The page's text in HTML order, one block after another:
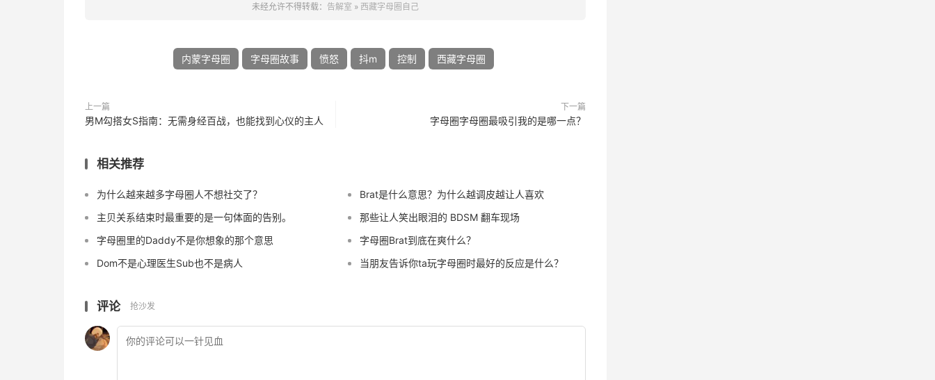
未经允许不得转载： 告解室 » 西藏字母圈自己
内蒙字母圈 字母圈故事 愤怒 抖m 控制 西藏字母圈
上一篇
男M勾搭女S指南：无需身经百战，也能找到心仪的主人
下一篇
字母圈字母圈最吸引我的是哪一点？
相关推荐
为什么越来越多字母圈人不想社交了？
Brat是什么意思？为什么越调皮越让人喜欢
主贝关系结束时最重要的是一句体面的告别。
那些让人笑出眼泪的 BDSM 翻车现场
字母圈里的Daddy不是你想象的那个意思
字母圈Brat到底在爽什么？
Dom不是心理医生Sub也不是病人
当朋友告诉你ta玩字母圈时最好的反应是什么？
评论 抢沙发